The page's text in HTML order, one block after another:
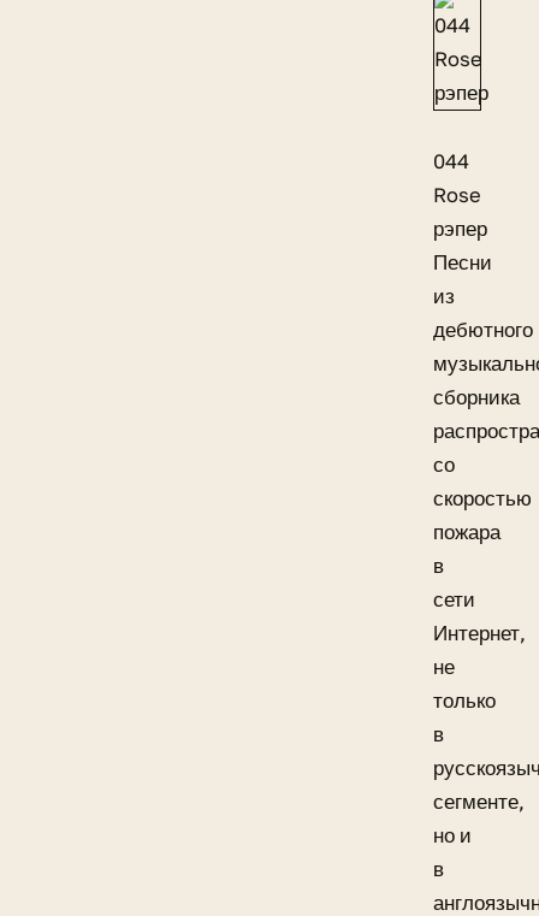
044
Rose
рэпер
Песни
из
дебютного
сборника
со
скоростью
пожара
в
сети
Интернет,
не
только
в
сегменте,
но и
в